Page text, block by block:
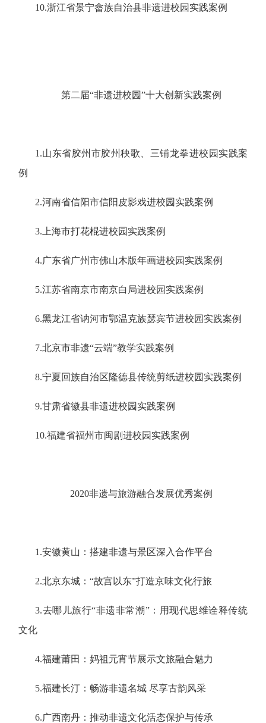
10.浙江省景宁畲族自治县非遗进校园实践案例
第二届“非遗进校园”十大创新实践案例
1.山东省胶州市胶州秧歌、三铺龙拳进校园实践案
例
2.河南省信阳市信阳皮影戏进校园实践案例
3.上海市打花棍进校园实践案例
4.广东省广州市佛山木版年画进校园实践案例
5.江苏省南京市南京白局进校园实践案例
6.黑龙江省讷河市鄂温克族瑟宾节进校园实践案例
7.北京市非遗“云端”教学实践案例
8.宁夏回族自治区隆德县传统剪纸进校园实践案例
9.甘肃省徽县非遗进校园实践案例
10.福建省福州市闽剧进校园实践案例
2020非遗与旅游融合发展优秀案例
1.安徽黄山：搭建非遗与景区深入合作平台
2.北京东城：“故宫以东”打造京味文化行旅
3.去哪儿旅行“非遗非常潮”：用现代思维诠释传统
文化
4.福建莆田：妈祖元宵节展示文旅融合魅力
5.福建长汀：畅游非遗名城 尽享古韵风采
6.广西南丹：推动非遗文化活态保护与传承